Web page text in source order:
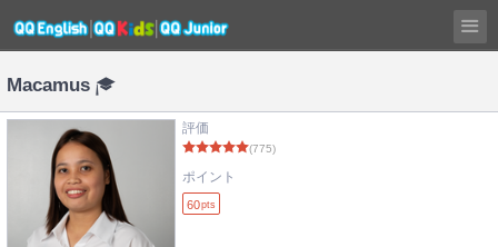
Macamus
評価
(775)
ポイント
60pts